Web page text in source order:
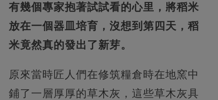
有幾個專家抱著試試看的心里，將稻米
放在一個器皿培育，沒想到第四天，稻
米竟然真的發出了新芽。
原來當時匠人們在修筑糧倉時在地窯中
鋪了一層厚厚的草木灰，這些草木灰具